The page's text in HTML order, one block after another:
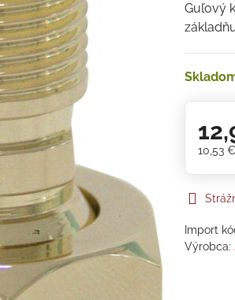
Guľový
10,53 €
Import
Výrobca: